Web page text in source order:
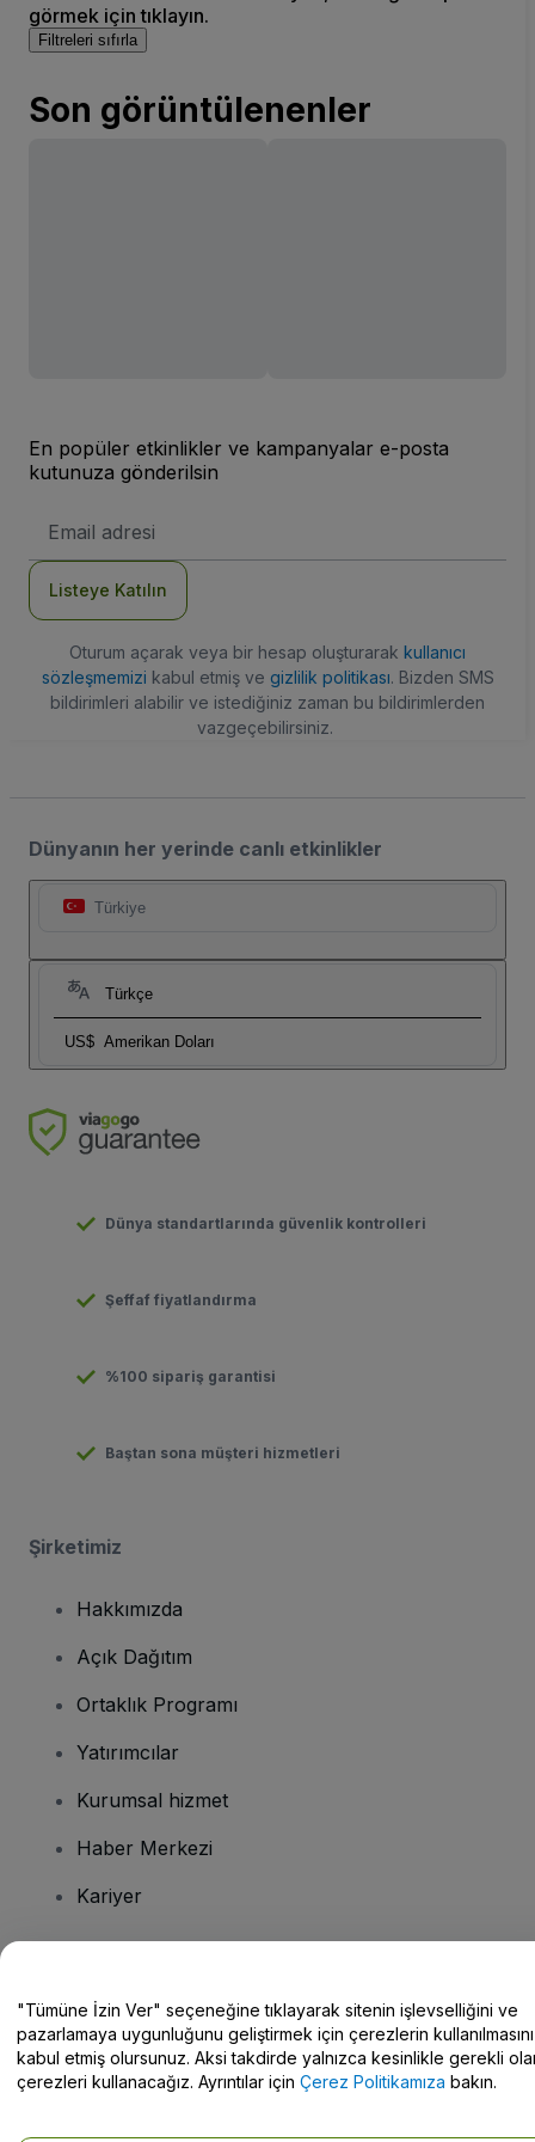
görmek için tıklayın.
Filtreleri sıfırla
Son görüntülenenler
En popüler etkinlikler ve kampanyalar e-posta
kutunuza gönderilsin
posta
Listeye Katılın
Oturum açarak veya bir hesap oluşturarak kullanıcı
sözleşmemizi kabul etmiş ve gizlilik politikası. Bizden SMS
bildirimleri alabilir ve istediğiniz zaman bu bildirimlerden
vazgeçebilirsiniz.
Dünyanın her yerinde canlı etkinlikler
Türkiye
Türkçe
US$ Amerikan Doları
Dünya standartlarında güvenlik kontrolleri
Şeffaf fiyatlandırma
%100 sipariş garantisi
Baştan sona müşteri hizmetleri
Şirketimiz
Hakkımızda
Açık Dağıtım
Ortaklık Programı
Yatırımcılar
Kurumsal hizmet
Haber Merkezi
Kariyer
Yardım Merkezi / Bize Ulaşın
"Tümüne İzin Ver" seçeneğine tıklayarak sitenin işlevselliğini ve
pazarlamaya uygunluğunu geliştirmek için çerezlerin kullanılmasını
kabul etmiş olursunuz. Aksi takdirde yalnızca kesinlikle gerekli
çerezleri kullanacağız. Ayrıntılar için Çerez Politikamıza bakın.